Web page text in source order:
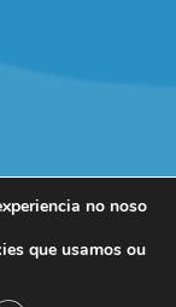
no noso
que usamos ou